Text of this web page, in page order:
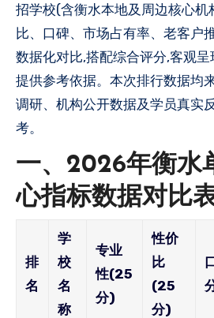
招学校(含衡水本地及周边核心机
比、口碑、市场占有率、老客户
数据化对比,搭配综合评分,客观
提供参考依据。本次排行数据均
调研、机构公开数据及学员真实
考。
一、2026年衡水
心指标数据对比
排
名
学
校
名
称
专业
性(25
分)
性价
比
(25
分)